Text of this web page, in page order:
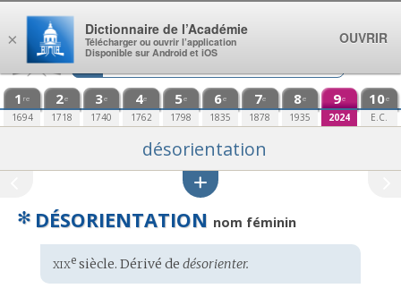
Aller au contenu
1 re
1694
2e
1718
3e
1740
4e
1762
5e
1798
6e
1835
7e
1878
8e
1935
9e
2024
10e
E.C.
désorientation
✻ DÉSORIENTATION nom féminin
Étymologie
:
xixesiècle. Dérivé de désorienter.
×
Dictionnaire de l’Académie
Télécharger ou ouvrir l’application
Disponible sur Android et iOS
OUVRIR